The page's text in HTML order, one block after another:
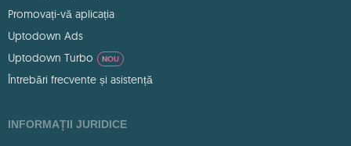
Promovați-vă aplicația
Uptodown Ads
Uptodown Turbo
NOU
Întrebări frecvente și asistență
INFORMAȚII JURIDICE